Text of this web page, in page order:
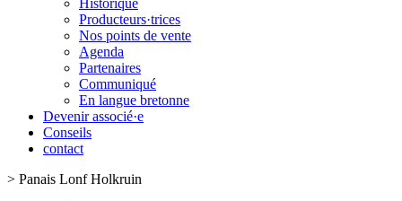
Historique
Producteurs·trices
Nos points de vente
Agenda
Partenaires
Communiqué
En langue bretonne
Devenir associé·e
Conseils
contact
> Panais Lonf Holkruin